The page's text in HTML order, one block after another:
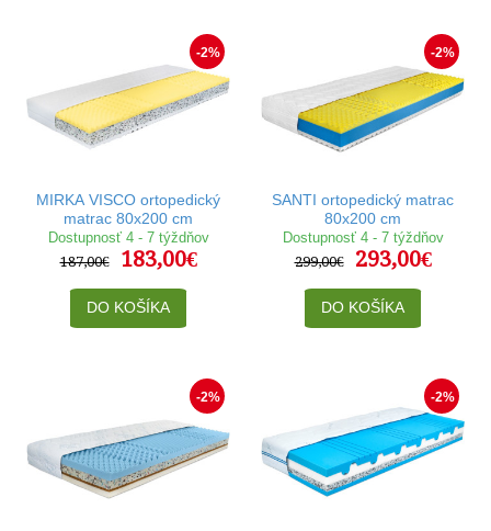
-2%
MIRKA VISCO ortopedický
matrac 80x200 cm
Dostupnosť 4 - 7 týždňov
187,00€
183,00€
DO KOŠÍKA
-2%
SANTI ortopedický matrac
80x200 cm
Dostupnosť 4 - 7 týždňov
299,00€
293,00€
DO KOŠÍKA
-2% -2%